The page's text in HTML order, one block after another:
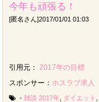
今年も頑張る！
[匿名さん]2017/01/01 01:03
引用元： 2017年の目標
スポンサー：ホスラブ求人
-雑談 2017年 ダイエット